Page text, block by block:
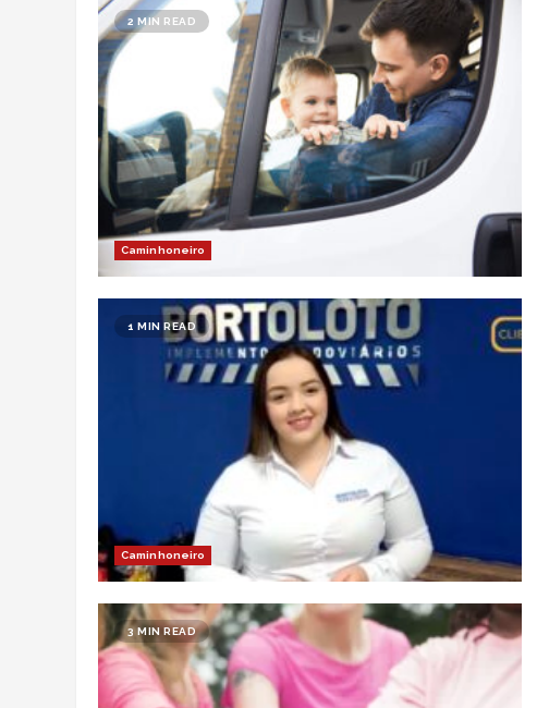
2 MIN READ
Caminhoneiro
1 MIN READ
Caminhoneiro
3 MIN READ